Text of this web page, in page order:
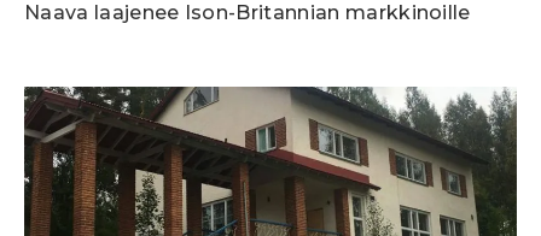
Naava laajenee Ison-Britannian markkinoille